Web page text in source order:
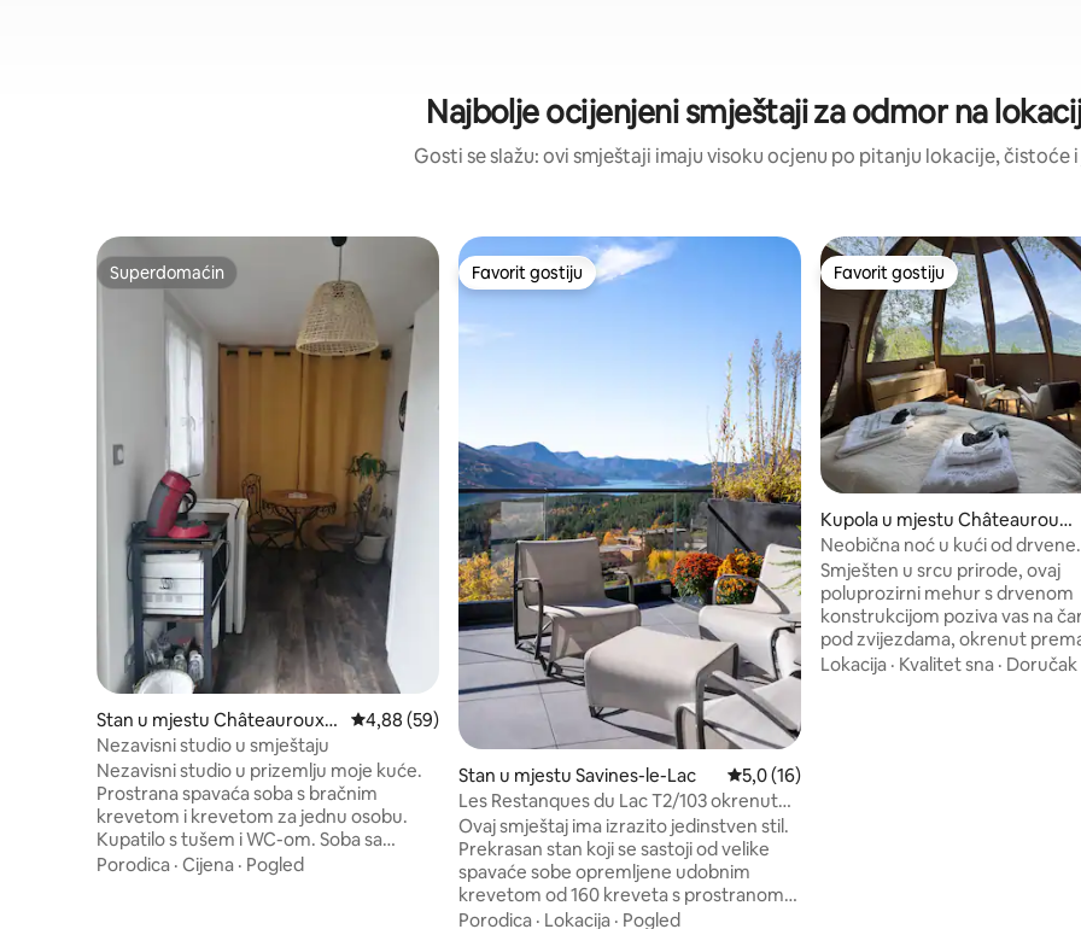
Najbolje ocijenjeni smještaji za odmor na
Gosti se slažu: ovi smještaji imaju visoku ocjenu po pitanju lokacije, čistoće
Superdomaćin
Superdomaćin
Stan u mjestu Châteauroux-l
es-Alpes
Prosječna ocjena: 4,88 od 5, recenzija: 59
4,88 (59)
Nezavisni studio u smještaju
Nezavisni studio u prizemlju moje kuće.
Prostrana spavaća soba s bračnim
krevetom i krevetom za jednu osobu.
Kupatilo s tušem i WC-om. Soba sa
stolom, stolicama. NEMA KUHINJE.
Porodica · Cijena · Pogled
Favorit gostiju
Favorit gostiju
Stan u mjestu Savines-le-Lac Prosječna ocjena: 5,0 od 5, recenzija: 16
5,0 (16)
Les Restanques du Lac T2/103 okrenut
prema jezeru
Ovaj smještaj ima izrazito jedinstven stil.
Prekrasan stan koji se sastoji od velike
spavaće sobe opremljene udobnim
krevetom od 160 kreveta s prostranom
tuš kabinom. Prostor za spavanje koji
Porodica · Lokacija · Pogled
Favorit gostiju
Favorit gostiju
Kupola u mjestu Châteauroux-
les-Alpes
Neobična noć u kući od drvene
konstrukcije
Smješten u srcu prirode, ovaj
poluprozirni mehur s drvenom
konstrukcijom poziva vas na
pod zvijezdama, okrenut
veličanstvenim planinama.
Lokacija · Kvalitet sna · Doručak